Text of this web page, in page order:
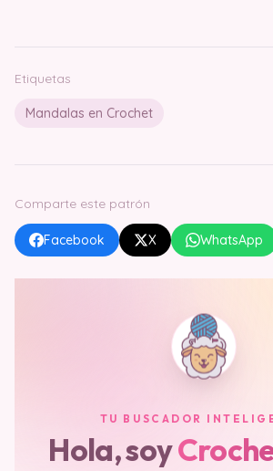
Etiquetas
Mandalas en Crochet
Comparte este patrón
Facebook X WhatsApp
TU BUSCADOR
Hola, soy